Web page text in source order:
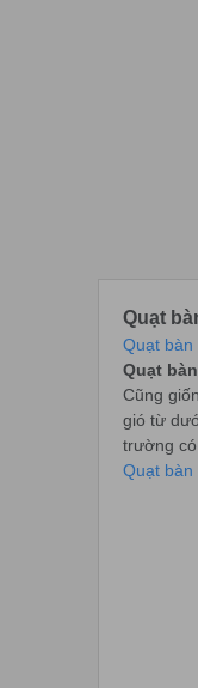
Quạt
Quạt bàn
Quạt
Cũng
gió từ
trường
Quạt bàn